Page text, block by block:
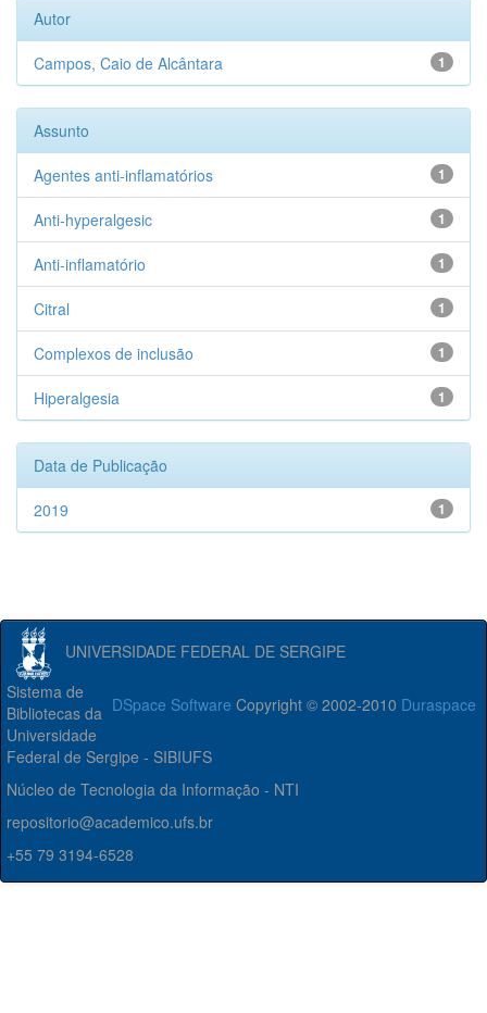
Autor
1
Campos, Caio de Alcântara
Assunto
1
Agentes anti-inflamatórios
1
Anti-hyperalgesic
1
Anti-inflamatório
1
Citral
1
Complexos de inclusão
1
Hiperalgesia
Data de Publicação
1
2019
UNIVERSIDADE FEDERAL DE SERGIPE
DSpace Software Copyright © 2002-2010 Duraspace
Sistema de
Bibliotecas da
Universidade
Federal de Sergipe - SIBIUFS
Núcleo de Tecnologia da Informação - NTI
repositorio@academico.ufs.br
+55 79 3194-6528